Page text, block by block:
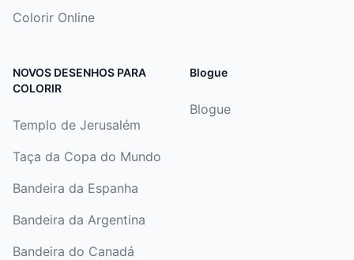
Colorir Online
NOVOS DESENHOS PARA
COLORIR
Templo de Jerusalém
Taça da Copa do Mundo
Bandeira da Espanha
Bandeira da Argentina
Bandeira do Canadá
Blogue
Blogue